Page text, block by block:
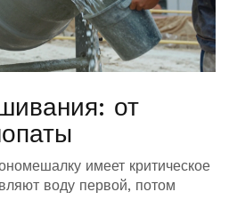
от
имеет критическое
воду первой, потом